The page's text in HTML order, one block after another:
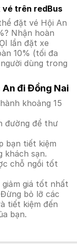
vé trên redBus
đặt vé Hội An
Nhận hoàn
lần đặt xe
10% (tối đa
dùng trong
đi Đồng Nai
khoảng 15
đường để thư
bạn tiết kiệm
khách sạn.
chỗ ngồi tốt
giá tốt nhất
bỏ lỡ các
tiết kiệm đến
bạn.